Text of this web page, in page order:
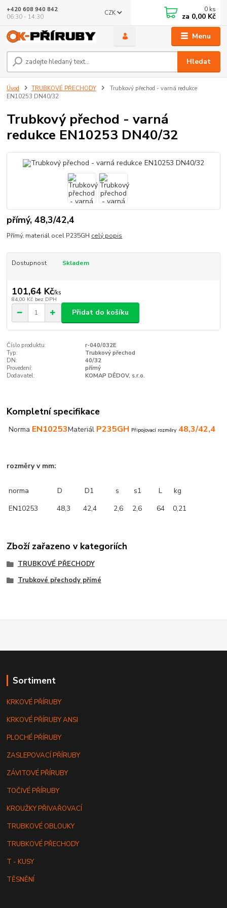
Menu
CZK
Hledat
+420 608 940 842
06:30 - 14:30
0 ks
za 0,00 Kč
Úvod TRUBKOVÉ PŘECHODY
Trubkový přechod - varná redukce
EN10253 DN40/32
Trubkový přechod - varná
redukce EN10253 DN40/32
přímý, 48,3/42,4
Přímý, materiál ocel P235GH celý popis
Dostupnost Skladem
101,64 Kč/ks
84,00 Kč bez DPH
Přidat do košíku
Číslo produktu:
r-040/032E
Typ:
Trubkový přechod
DN:
40/32
Provedení:
přímý
Dodavatel:
KOMAP DĚDOV, s.r.o.
Kompletní specifikace
Norma EN10253Materiál P235GH Připojovací rozměry 48,3/42,4
rozměry v mm:
norma D D1 s s1 L
kg
EN10253
48,3 42,4 2,6 2,6 64 0,21
Zboží zařazeno v kategoriích
TRUBKOVÉ PŘECHODY
Trubkové přechody přímé
Sortiment
KRKOVÉ PŘÍRUBY
KRKOVÉ PŘÍRUBY ANSI
PLOCHÉ PŘÍRUBY
ZASLEPOVACÍ PŘÍRUBY
ZÁVITOVÉ PŘÍRUBY
TOČIVÉ PŘÍRUBY
KROUŽKY PŘIVAŘOVACÍ
TRUBKOVÉ OBLOUKY
TRUBKOVÉ PŘECHODY
T - KUSY
TĚSNĚNÍ